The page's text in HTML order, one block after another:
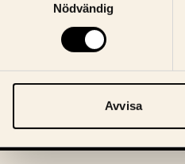
Nödvändig
Avvisa